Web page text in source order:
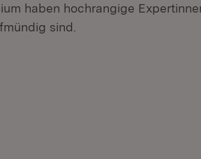
haben hochrangige
sind.